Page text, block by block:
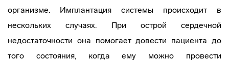
организме. Имплантация системы происходит в
нескольких случаях. При острой сердечной
недостаточности она помогает довести пациента до
того состояния, когда ему можно провести